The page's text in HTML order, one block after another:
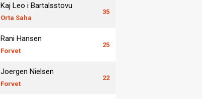
Kaj Leo i Bartalsstovu
Orta Saha
35
Rani Hansen
Forvet
25
Joergen Nielsen
Forvet
22